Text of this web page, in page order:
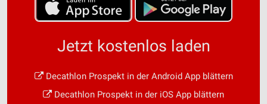
Jetzt kostenlos laden
Decathlon Prospekt in der Android App blättern
Decathlon Prospekt in der iOS App blättern